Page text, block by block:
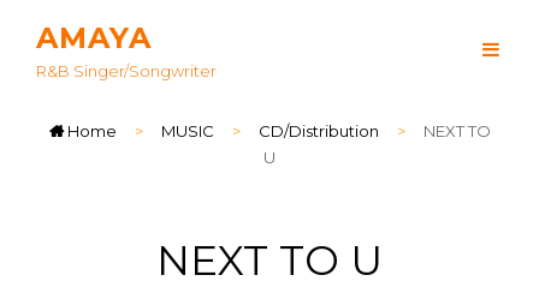
AMAYA
R&B Singer/songwriter
Home > MUSIC > CD/Distribution >
NEXT TO
U
NEXT TO U